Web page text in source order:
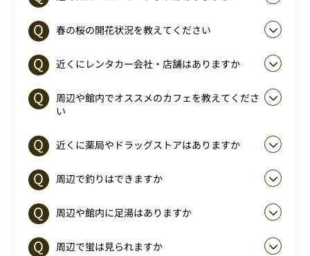
春の桜の開花状況を教えてください
近くにレンタカー会社・店舗はありますか
周辺や館内でオススメのカフェを教えてくださ
い
近くに薬局やドラッグストアはありますか
周辺で釣りはできますか
周辺や館内に足湯はありますか
周辺で蛍は見られますか